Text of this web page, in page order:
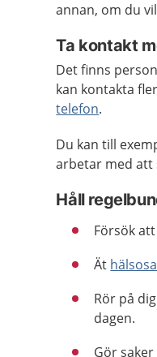
annan, om du
Ta kontakt
Det finns
kan kontakta
telefon.
Du kan till
arbetar med att
Håll
Försök
Ät
Rör på
dagen.
Gör